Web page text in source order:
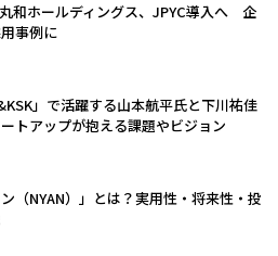
和ホールディングス、JPYC導入へ 企
事例に
」で活躍する山本航平氏と下川祐佳
トアップが抱える課題やビジョン
ン（NYAN）」とは？実用性・将来性・投